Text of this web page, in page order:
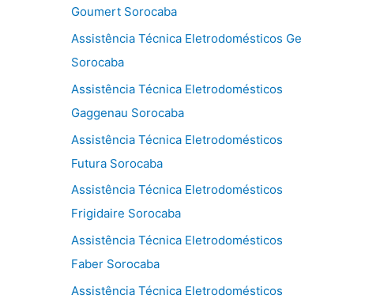
Goumert Sorocaba
Assistência Técnica Eletrodomésticos Ge
Sorocaba
Assistência Técnica Eletrodomésticos
Gaggenau Sorocaba
Assistência Técnica Eletrodomésticos
Futura Sorocaba
Assistência Técnica Eletrodomésticos
Frigidaire Sorocaba
Assistência Técnica Eletrodomésticos
Faber Sorocaba
Assistência Técnica Eletrodomésticos